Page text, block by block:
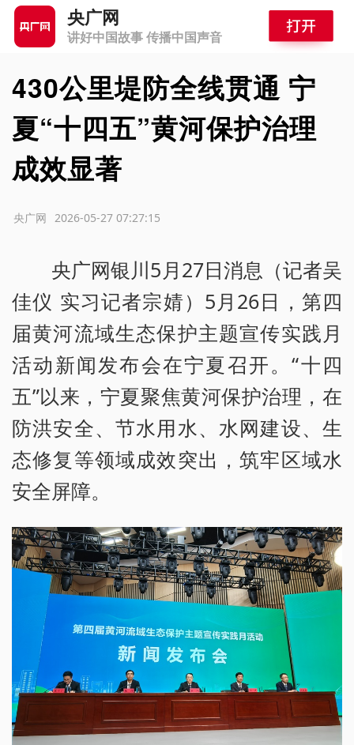
央广网
讲好中国故事 传播中国声音
430公里堤防全线贯通 宁
夏“十四五”黄河保护治理
成效显著
2026-05-27 07:27:15
央广网
央广网银川5月27日消息（记者吴
佳仪 实习记者宗婧）5月26日，第四
届黄河流域生态保护主题宣传实践月
活动新闻发布会在宁夏召开。“十四
五”以来，宁夏聚焦黄河保护治理，在
防洪安全、节水用水、水网建设、生
态修复等领域成效突出，筑牢区域水
安全屏障。